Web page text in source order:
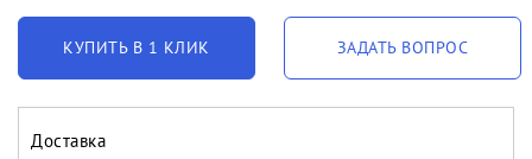
КУПИТЬ В 1 КЛИК ЗАДАТЬ ВОПРОС
Доставка